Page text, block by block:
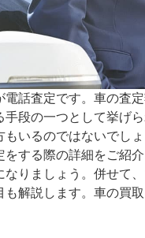
話査定です。車の査
段の一つとして挙げ
いるのではないでしょ
する際の詳細をご紹
りましょう。併せて
解説します。車の買